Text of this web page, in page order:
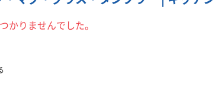
かりませんでした。